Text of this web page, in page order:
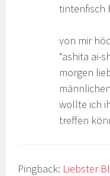
tintenfisch
von mir
“ashita ai-
morgen
wollte ich
treffen
Pingback: Liebster